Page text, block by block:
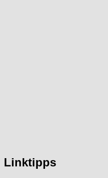
Linktipps